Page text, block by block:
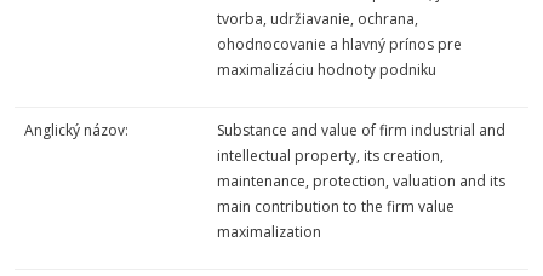
tvorba, udržiavanie, ochrana,
ohodnocovanie a hlavný prínos pre
maximalizáciu hodnoty podniku
Anglický názov:
Substance and value of firm industrial and
intellectual property, its creation,
maintenance, protection, valuation and its
main contribution to the firm value
maximalization